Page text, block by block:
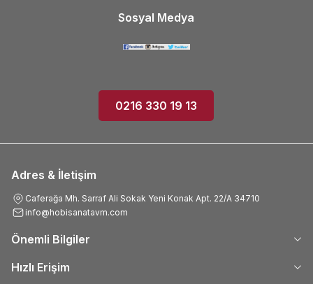
Sosyal Medya
0216 330 19 13
Adres & İletişim
Caferağa Mh. Sarraf Ali Sokak Yeni Konak Apt. 22/A 34710
info@hobisanatavm.com
Önemli Bilgiler
Hızlı Erişim